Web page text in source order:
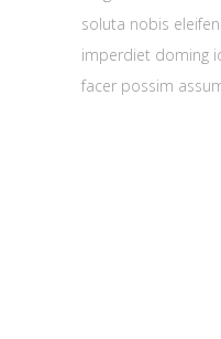
soluta nobis
imperdiet doming
facer possim